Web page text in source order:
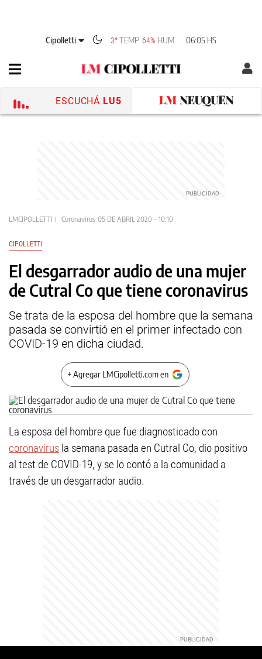
Cipolletti 3°TEMP 64% HUM 06:05 HS
ESCUCHÁ LU5
LMCIPOLLETTI Coronavirus 05 DE ABRIL 2020 - 10:10
CIPOLLETTI
El desgarrador audio de una mujer
de Cutral Co que tiene coronavirus
Se trata de la esposa del hombre que la semana
pasada se convirtió en el primer infectado con
COVID-19 en dicha ciudad.
+ Agregar LMCipolletti.com en
La esposa del hombre que fue diagnosticado con
coronavirus la semana pasada en Cutral Co, dio positivo
al test de COVID-19, y se lo contó a la comunidad a
través de un desgarrador audio.